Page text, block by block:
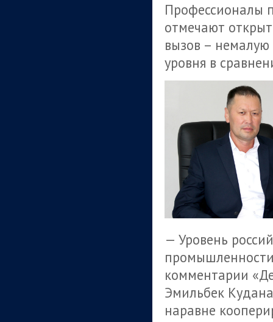
Профессионалы
отмечают
вызов – немалую
уровня в
— Уровень
комментарии
Эмильбек
наравне